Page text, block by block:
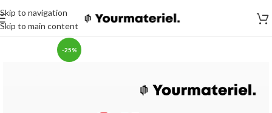
Skip to navigation
Skip to main content
-25%